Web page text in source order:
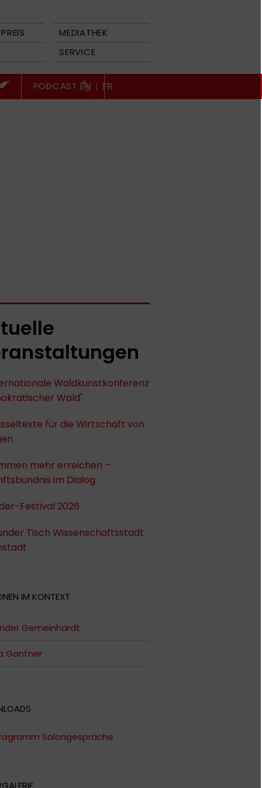
MEDIATHEK
SERVICE
PODCAST EN | FR
Waldkunstkonferenz
Wald"
für die Wirtschaft von
mehr erreichen –
im Dialog
Festival 2026
Tisch Wissenschaftsstadt
IM KONTEXT
Gemeinhardt
Gantner
Salongespräche